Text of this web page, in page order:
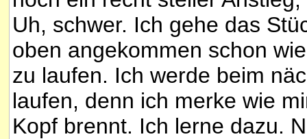
Uh, schwer. Ich gehe das
oben angekommen schon
zu laufen. Ich werde beim
laufen, denn ich merke wie
Kopf brennt. Ich lerne dazu.